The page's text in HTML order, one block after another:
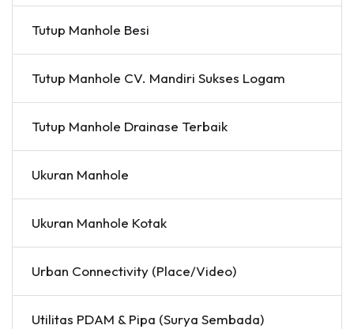
Tutup Manhole Besi
Tutup Manhole CV. Mandiri Sukses Logam
Tutup Manhole Drainase Terbaik
Ukuran Manhole
Ukuran Manhole Kotak
Urban Connectivity (Place/Video)
Utilitas PDAM & Pipa (Surya Sembada)